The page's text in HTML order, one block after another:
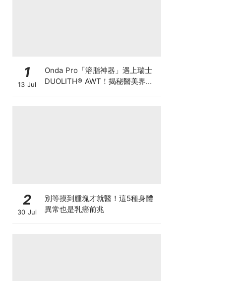
1
13 Jul
Onda Pro「溶脂神器」遇上瑞士
DUOLITH® AWT！揭秘醫美界悄
2
30 Jul
別等摸到腫塊才就醫！這5種身體
異常也是乳癌前兆